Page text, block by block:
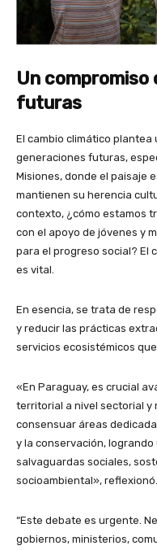
Un compromiso
futuras
El cambio climático
generaciones futuras,
Misiones, donde el paisaje
mantienen su herencia
contexto, ¿cómo estamos
con el apoyo de jóvenes y
para el progreso social? El
es vital.
En esencia, se trata de
y reducir las prácticas
servicios ecosistémicos que
«En Paraguay, es crucial
territorial a nivel sectorial y
consensuar áreas
y la conservación,
salvaguardas sociales,
socioambiental», reflexionó.
“Este debate es urgente.
gobiernos, ministerios,